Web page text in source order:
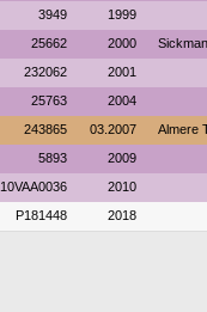
3949 1999
25662 2000
232062 2001
25763 2004
243865 03.2007 Almere
5893 2009
10VAA0036 2010
P181448 2018